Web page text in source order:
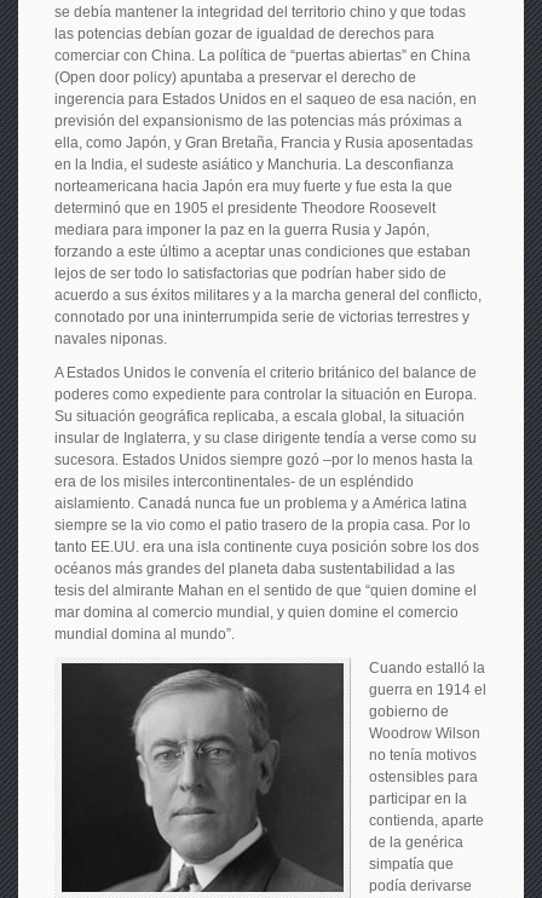
se debía mantener la integridad del territorio chino y que todas
las potencias debían gozar de igualdad de derechos para
comerciar con China. La política de “puertas abiertas” en China
(Open door policy) apuntaba a preservar el derecho de
ingerencia para Estados Unidos en el saqueo de esa nación, en
previsión del expansionismo de las potencias más próximas a
ella, como Japón, y Gran Bretaña, Francia y Rusia aposentadas
en la India, el sudeste asiático y Manchuria. La desconfianza
norteamericana hacia Japón era muy fuerte y fue esta la que
determinó que en 1905 el presidente Theodore Roosevelt
mediara para imponer la paz en la guerra Rusia y Japón,
forzando a este último a aceptar unas condiciones que estaban
lejos de ser todo lo satisfactorias que podrían haber sido de
acuerdo a sus éxitos militares y a la marcha general del conflicto,
connotado por una ininterrumpida serie de victorias terrestres y
navales niponas.
A Estados Unidos le convenía el criterio británico del balance de
poderes como expediente para controlar la situación en Europa.
Su situación geográfica replicaba, a escala global, la situación
insular de Inglaterra, y su clase dirigente tendía a verse como su
sucesora. Estados Unidos siempre gozó –por lo menos hasta la
era de los misiles intercontinentales- de un espléndido
aislamiento. Canadá nunca fue un problema y a América latina
siempre se la vio como el patio trasero de la propia casa. Por lo
tanto EE.UU. era una isla continente cuya posición sobre los dos
océanos más grandes del planeta daba sustentabilidad a las
tesis del almirante Mahan en el sentido de que “quien domine el
mar domina al comercio mundial, y quien domine el comercio
mundial domina al mundo”.
Cuando estalló la
guerra en 1914 el
gobierno de
Woodrow Wilson
no tenía motivos
ostensibles para
participar en la
contienda, aparte
de la genérica
simpatía que
podía derivarse